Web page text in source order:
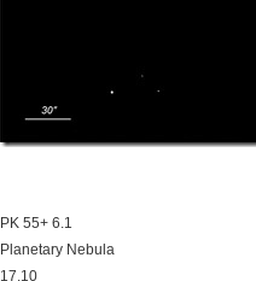
PK 55+ 6.1
Planetary Nebula
17.10